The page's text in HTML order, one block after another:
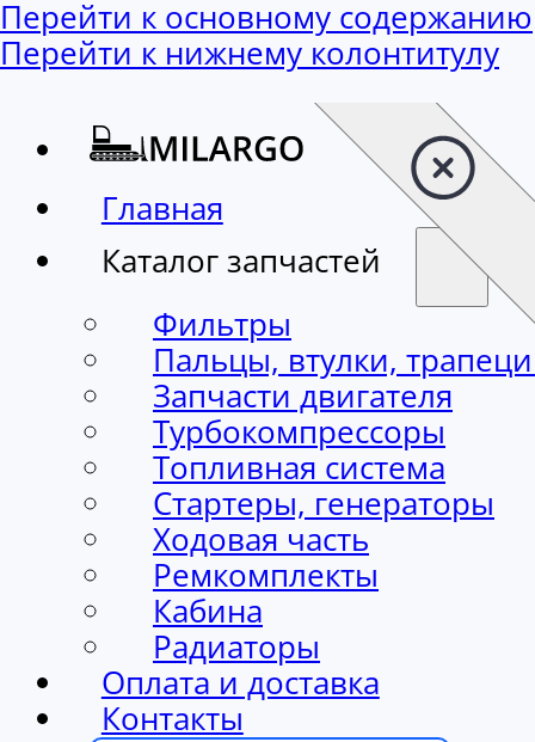
Перейти к основному содержанию
Перейти к нижнему колонтитулу
Главная
Каталог запчастей
Фильтры
Пальцы, втулки,
Запчасти двигателя
Турбокомпрессоры
Топливная система
Стартеры, генераторы
Ходовая часть
Ремкомплекты
Кабина
Радиаторы
Оплата и доставка
Контакты